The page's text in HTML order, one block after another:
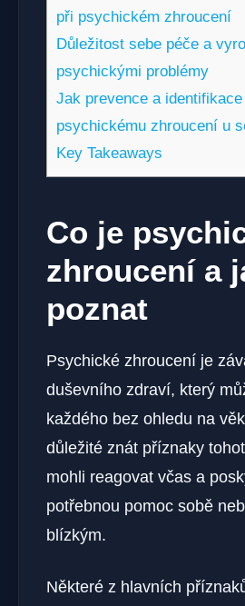
při psychickém zhroucení
Důležitost sebe péče a⁣
psychickými problémy
Jak prevence‍ a⁤
psychickému zhroucení u
Key Takeaways
Co je
zhroucení a
poznat
Psychické zhroucení je
duševního zdraví, který⁢
každého bez ohledu na
důležité znát příznaky
mohli reagovat včas a
potřebnou pomoc sobě
blízkým.
Některé z hlavních